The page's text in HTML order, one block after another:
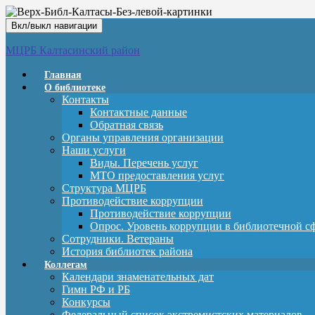
Вкл/выкл навигации
МЦРБ Калтасинский район
Главная
О библиотеке
Контакты
Контактные данные
Обратная связь
Органы управления организации
Наши услуги
Виды. Перечень услуг
МТО предоставления услуг
Структура МЦРБ
Противодействие коррупции
Противодействие коррупции
Опрос. Уровень коррупции в библиотечной
Сотрудники. Ветераны
История библиотек района
Коллегам
Календари знаменательных дат
Гимн РФ и РБ
Конкурсы